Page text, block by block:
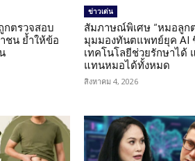
กตรวจสอบ
ชน ย้ำให้ข้อ
ข่าวเด่น
สัมภาษณ์พิเศษ “หมอลูก
มุมมองทันตแพทย์ยุค AI
เทคโนโลยีช่วยรักษาได้
แทนหมอได้ทั้งหมด
สิงหาคม 4, 2026